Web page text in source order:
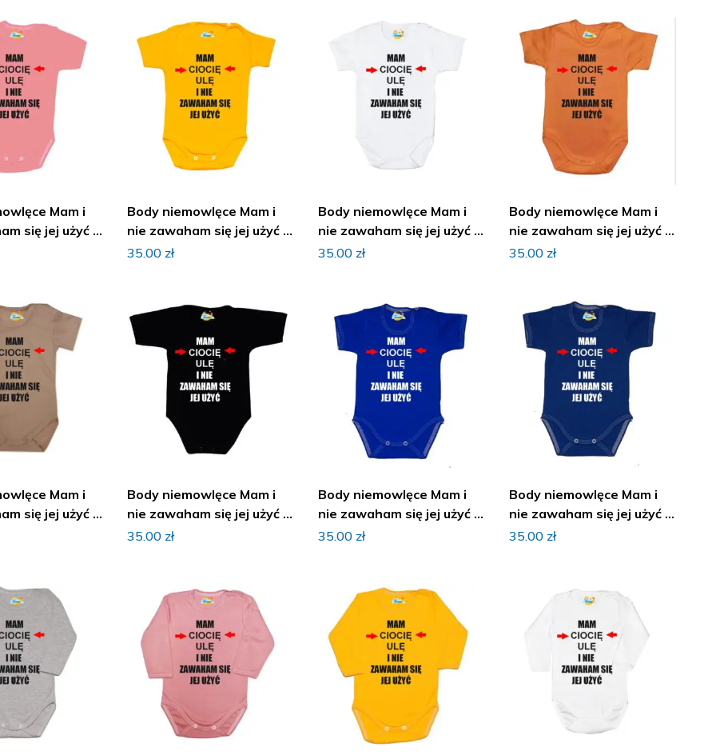
Mam i
się jej użyć z
Body niemowlęce Mam i
nie zawaham się jej użyć z
imieniem
35.00 zł
Body niemowlęce Mam i
nie zawaham się jej użyć z
imieniem
35.00 zł
Body niemowlęce Mam i
nie zawaham się jej użyć z
imieniem
35.00 zł
Mam i
się jej użyć z
Body niemowlęce Mam i
nie zawaham się jej użyć z
imieniem
35.00 zł
Body niemowlęce Mam i
nie zawaham się jej użyć z
imieniem
35.00 zł
Body niemowlęce Mam i
nie zawaham się jej użyć z
imieniem
35.00 zł